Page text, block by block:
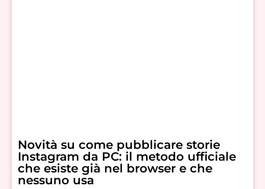
Novità su come pubblicare storie
Instagram da PC: il metodo ufficiale
che esiste già nel browser e che
nessuno usa